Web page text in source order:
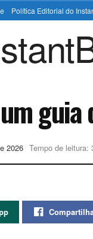
Política Editorial do
2026 Tempo de leitura: